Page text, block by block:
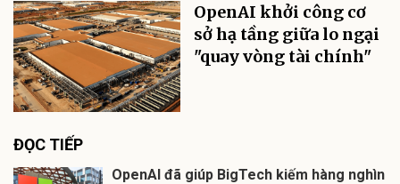
OpenAI khởi công cơ
sở hạ tầng giữa lo ngại
"quay vòng tài chính"
ĐỌC TIẾP
OpenAI đã giúp BigTech kiếm hàng nghìn